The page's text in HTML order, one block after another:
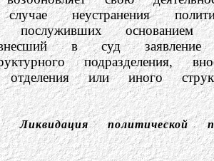
политической
послуживших
в суд заявление
подразделения,
или иного
Ликвидация политической